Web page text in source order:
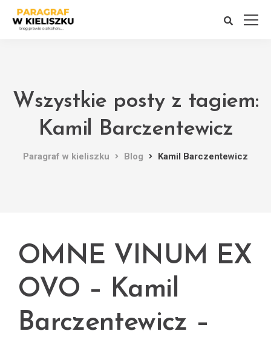
Wszystkie posty z tagiem:
Kamil Barczentewicz
Paragraf w kieliszku Blog Kamil Barczentewicz
OMNE VINUM EX
OVO – Kamil
Barczentewicz –